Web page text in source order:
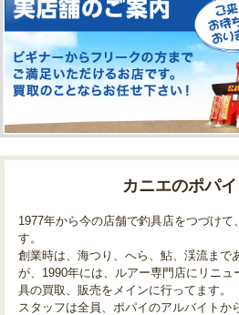
カニエのポパ
1977年から今の店舗で釣具店をつづけて
す。
創業時は、海つり、へら、鮎、渓流まで
が、1990年には、ルアー専門店にリニ
具の買取、販売をメインに行ってます。
スタッフは全員、ポパイのアルバイトか